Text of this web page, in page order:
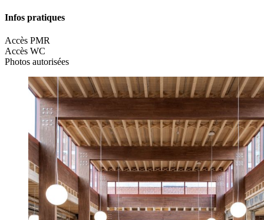
Infos pratiques
Accès PMR
Accès WC
Photos autorisées